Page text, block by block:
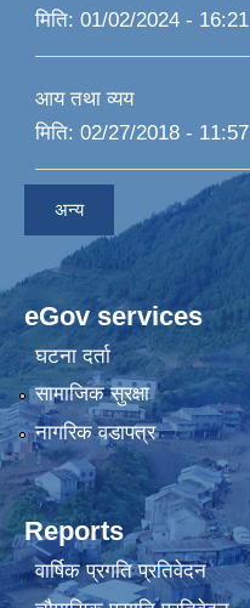
मिति: 01/02/2024 - 16:21
आय तथा व्यय
मिति: 02/27/2018 - 11:57
अन्य
eGov services
घटना दर्ता
सामाजिक सुरक्षा
नागरिक वडापत्र
Reports
वार्षिक प्रगति प्रतिवेदन